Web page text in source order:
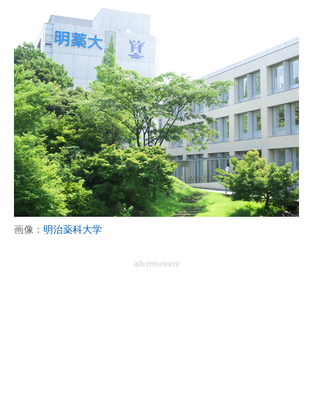
スマホと通信の最新トレンド
進化するPCとデバイスの未来
好きが集まる 比べて選べる
ビジネスと働き方のヒント
AI活用のいまが分かる
企業ITのトレンドを詳説
経営リーダーのコミュニティ
マーケ×ITの今がよく分かる
画像： 明治薬科大学
advertisement